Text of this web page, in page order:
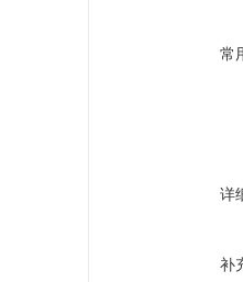
常
详
补